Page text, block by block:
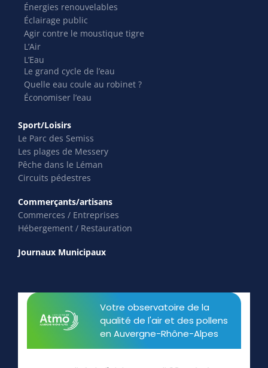
Énergies renouvelables
Éclairage public
Agir contre le moustique tigre
L’Air
L’Eau
Le grand cycle de l’eau
Quelle eau coule au robinet ?
Économiser l’eau
Sport/Loisirs
Le Parc des Semiss
Les plages de Messery
Pêche dans le Léman
Circuits pédestres
Commerçants/artisans
Commerces / Entreprises
Hébergement / Restauration
Journaux Municipaux